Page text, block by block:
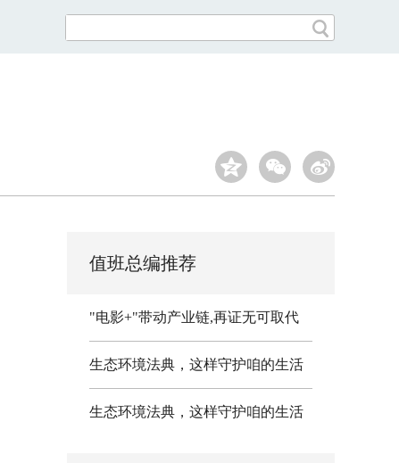
值班总编推荐
"电影+"带动产业链,再证无可取代
生态环境法典，这样守护咱的生活
生态环境法典，这样守护咱的生活